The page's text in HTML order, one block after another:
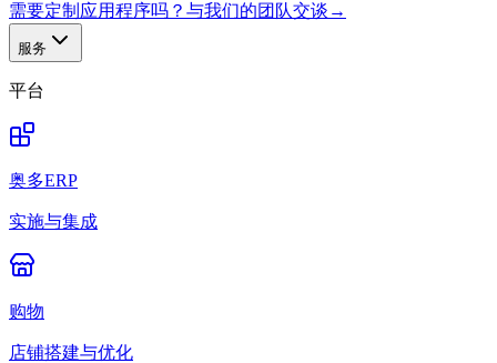
需要定制应用程序吗？与我们的团队交谈 →
服务
平台
奥多ERP
实施与集成
购物
店铺搭建与优化